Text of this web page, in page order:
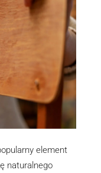
element
naturalnego